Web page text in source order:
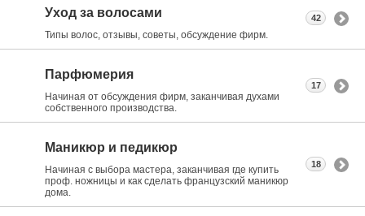
Уход за волосами
Типы волос, отзывы, советы, обсуждение фирм.
42
Парфюмерия
Начиная от обсуждения фирм, заканчивая духами
собственного производства.
17
Маникюр и педикюр
Начиная с выбора мастера, заканчивая где купить
проф. ножницы и как сделать французский маникюр
дома.
18